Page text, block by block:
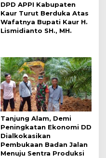
DPD APPI Kabupaten
Kaur Turut Berduka Atas
Wafatnya Bupati Kaur H.
Lismidianto SH., MH.
Tanjung Alam, Demi
Peningkatan Ekonomi DD
Dialkokasikan
Pembukaan Badan Jalan
Menuju Sentra Produksi